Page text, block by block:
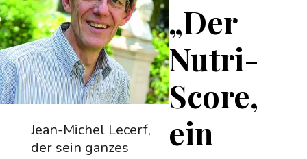
„Der
Nutri-
Score,
ein
Jean-Michel Lecerf,
der sein ganzes